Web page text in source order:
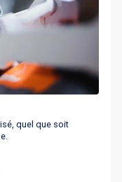
quel que soit